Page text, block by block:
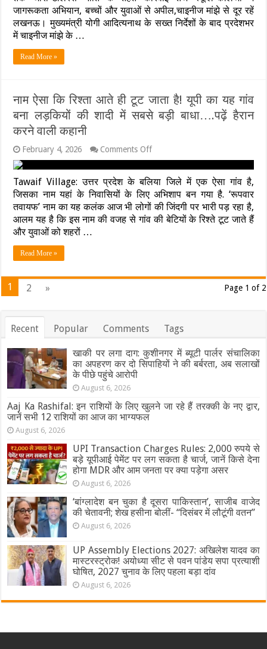
सरकार
का
प्रशासन
भी
जिम्मेदार
जागरूकता अभियान, बच्चों और युवाओं से अपील,चाइनीज मांझे से दूर रहें
लखनऊ। मुख्यमंत्री योगी आदित्यनाथ के सख्त निर्देशों के बाद प्रदेशभर
में चाइनीज मांझे के …
Read More »
नाम ऐसा कि रिश्ता आते ही टूट जाता है! यूपी का यह गांव
बना लड़कियों की शादी में सबसे बड़ी बाधा….पढ़ें हैरान
करने वाली कहानी
February 4, 2026 Comments Offon
नाम
ऐसा
कि
रिश्ता
आते
ही
टूट
गांव
बड़ी
बाधा….पढ़ें
हैरान
कहानी
Tawaif Village: उत्तर प्रदेश के बलिया जिले में एक ऐसा गांव है,
जिसका नाम यहां के निवासियों के लिए अभिशाप बन गया है. ‘रूपवार
तवायफ’ नाम का यह कलंक आज भी लोगों की जिंदगी पर भारी पड़ रहा है,
आलम यह है कि इस नाम की वजह से गांव की बेटियों के रिश्ते टूट जाते हैं
और युवाओं को शहरों …
Read More »
Page 1 of 2
1 2 »
Recent Popular Comments Tags
खाकी पर लगा दाग: कुशीनगर में ब्यूटी पार्लर संचालिका
का अपहरण कर दो सिपाहियों ने की बर्बरता, अब सलाखों
के पीछे पहुंचे आरोपी
August 6, 2026
Aaj Ka Rashifal: इन राशियों के लिए खुलने जा रहे हैं तरक्की के नए द्वार,
जानें सभी 12 राशियों का आज का भाग्यफल
August 6, 2026
UPI Transaction Charges Rules: 2,000 रुपये से
बड़े यूपीआई पेमेंट पर लग सकता है चार्ज, जानें किसे देना
होगा MDR और आम जनता पर क्या पड़ेगा असर
August 6, 2026
‘बांग्लादेश बन चुका है दूसरा पाकिस्तान’, साजीब वाजेद
की चेतावनी; शेख हसीना बोलीं- “दिसंबर में लौटूंगी वतन”
August 6, 2026
UP Assembly Elections 2027: अखिलेश यादव का
मास्टरस्ट्रोक! अयोध्या सीट से पवन पांडेय सपा प्रत्याशी
घोषित, 2027 चुनाव के लिए पहला बड़ा दांव
August 6, 2026